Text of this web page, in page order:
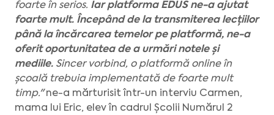
foarte în serios. Iar platforma EDUS ne-a ajutat
foarte mult. Începând de la transmiterea lecțiilor
până la încărcarea temelor pe platformă, ne-a
oferit oportunitatea de a urmări notele și
mediile. Sincer vorbind, o platformă online în
școală trebuia implementată de foarte mult
timp."ne-a mărturisit într-un interviu Carmen,
mama lui Eric, elev în cadrul Școlii Numărul 2